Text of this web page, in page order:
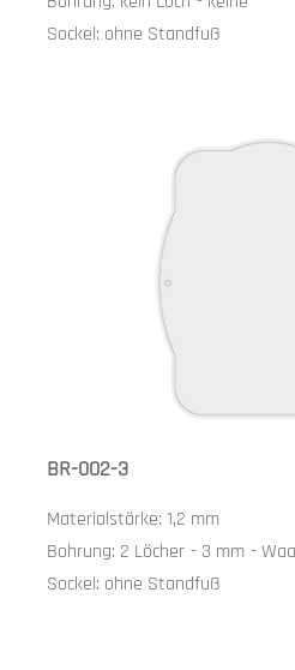
Sockel: ohne Standfuß
BR-002-3
Materialstärke: 1,2 mm
Bohrung: 2 Löcher - 3 mm -
Sockel: ohne Standfuß